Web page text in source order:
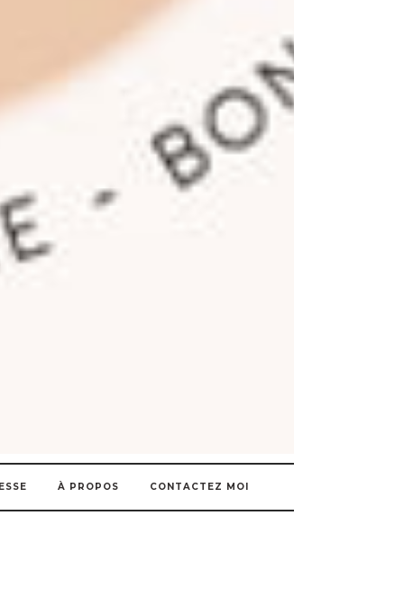
À PROPOS CONTACTEZ MOI